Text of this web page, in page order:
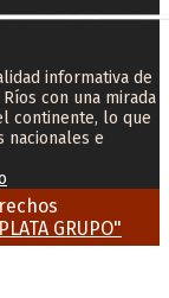
informativa de
con una mirada
continente, lo que
nacionales e
GRUPO"